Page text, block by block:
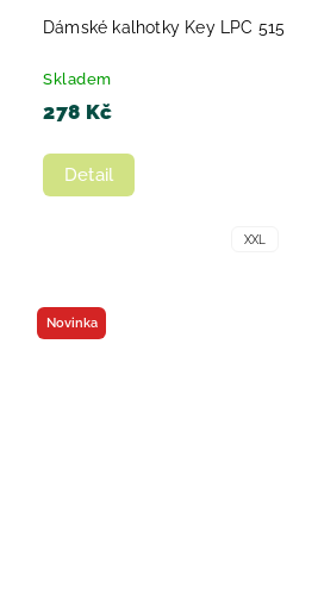
Dámské kalhotky Key LPC 515
Skladem
278 Kč
Detail
XXL
Novinka